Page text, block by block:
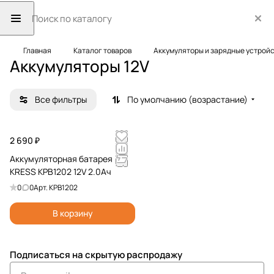
Главная Каталог товаров Аккумуляторы и зарядные
Аккумуляторы 12V
Все фильтры По умолчанию (возрастание)
2 690 ₽
Аккумуляторная батарея
KRESS KPB1202 12V 2.0Ач
0 0Арт.KPB1202
В корзину
Подписаться на скрытую распродажу